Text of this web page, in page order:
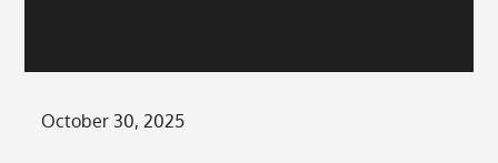
Posted
October 30, 2025